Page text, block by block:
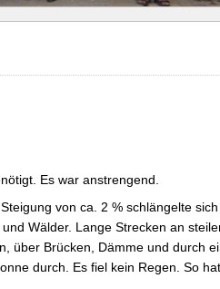
Es war anstrengend.
von ca. 2 % schlängelte
Wälder. Lange Strecken an
über Brücken, Dämme und durch
durch. Es fiel kein Regen. So